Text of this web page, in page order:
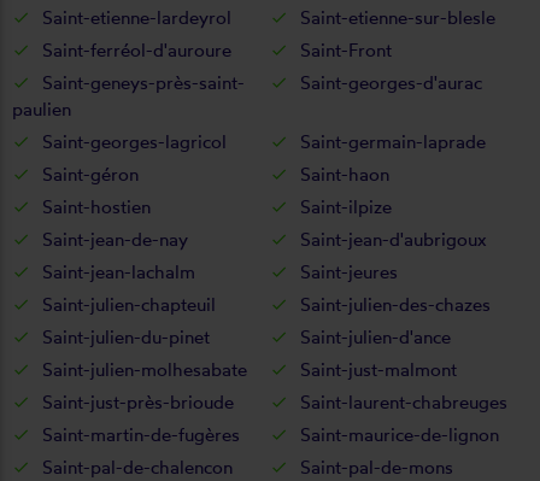
Saint-etienne-lardeyrol
Saint-etienne-sur-blesle
Saint-ferréol-d'auroure
Saint-Front
Saint-geneys-près-saint-
paulien
Saint-georges-d'aurac
Saint-georges-lagricol
Saint-germain-laprade
Saint-géron
Saint-haon
Saint-hostien
Saint-ilpize
Saint-jean-de-nay
Saint-jean-d'aubrigoux
Saint-jean-lachalm
Saint-jeures
Saint-julien-chapteuil
Saint-julien-des-chazes
Saint-julien-du-pinet
Saint-julien-d'ance
Saint-julien-molhesabate
Saint-just-malmont
Saint-just-près-brioude
Saint-laurent-chabreuges
Saint-martin-de-fugères
Saint-maurice-de-lignon
Saint-pal-de-chalencon
Saint-pal-de-mons